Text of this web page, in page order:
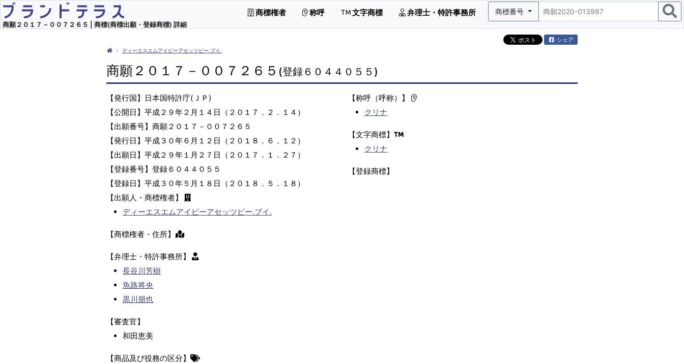
商願２０１７－００７２６５ | 商標(商標出願・登録商標) 詳細
商標権者 称呼 文字商標 弁理士・特許事務所 商標番号
シェア
ディーエスエムアイピーアセッツビー.ブイ.
商願２０１７－００７２６５ (登録６０４４０５５)
【発行国】日本国特許庁(ＪＰ)
【公開日】平成２９年２月１４日（２０１７．２．１４）
【出願番号】商願２０１７－００７２６５
【発行日】平成３０年６月１２日（２０１８．６．１２）
【出願日】平成２９年１月２７日（２０１７．１．２７）
【登録番号】登録６０４４０５５
【登録日】平成３０年５月１８日（２０１８．５．１８）
【出願人・商標権者】
ディーエスエムアイピーアセッツビー.ブイ.
【商標権者・住所】
【弁理士・特許事務所】
長谷川芳樹
魚路将央
黒川朋也
【審査官】
和田恵美
【商品及び役務の区分】
【称呼（呼称）】
クリナ
【文字商標】
クリナ
【登録商標】